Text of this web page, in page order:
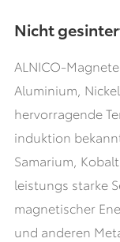
Nicht
ALNICO-
Aluminium,
hervorragende
induktion
Samarium,
leistungs starke
magnetischer
und anderen